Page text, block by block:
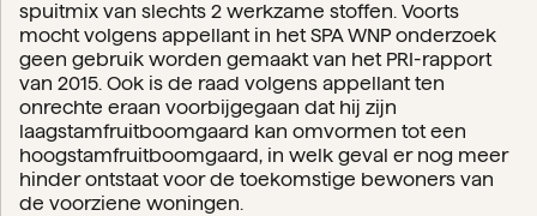
spuitmix van slechts 2 werkzame stoffen. Voorts
mocht volgens appellant in het SPA WNP onderzoek
geen gebruik worden gemaakt van het PRI-rapport
van 2015. Ook is de raad volgens appellant ten
onrechte eraan voorbijgegaan dat hij zijn
laagstamfruitboomgaard kan omvormen tot een
hoogstamfruitboomgaard, in welk geval er nog meer
hinder ontstaat voor de toekomstige bewoners van
de voorziene woningen.